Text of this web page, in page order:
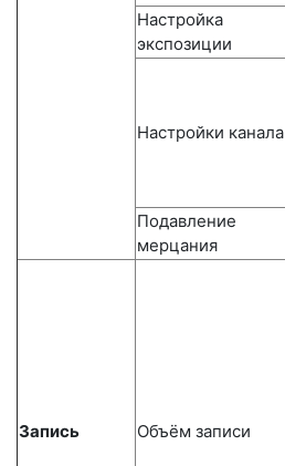
Настройка
экспозиции
Настройки канала
Подавление
мерцания
Запись Объём записи